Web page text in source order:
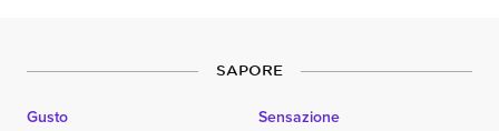
SAPORE
Gusto Sensazione